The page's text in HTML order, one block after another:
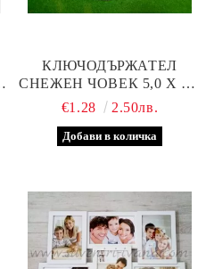
КЛЮЧОДЪРЖАТЕЛ
СНЕЖЕН ЧОВЕК 5,0 Х 4,0
СМ.
€1.28 2.50лв.